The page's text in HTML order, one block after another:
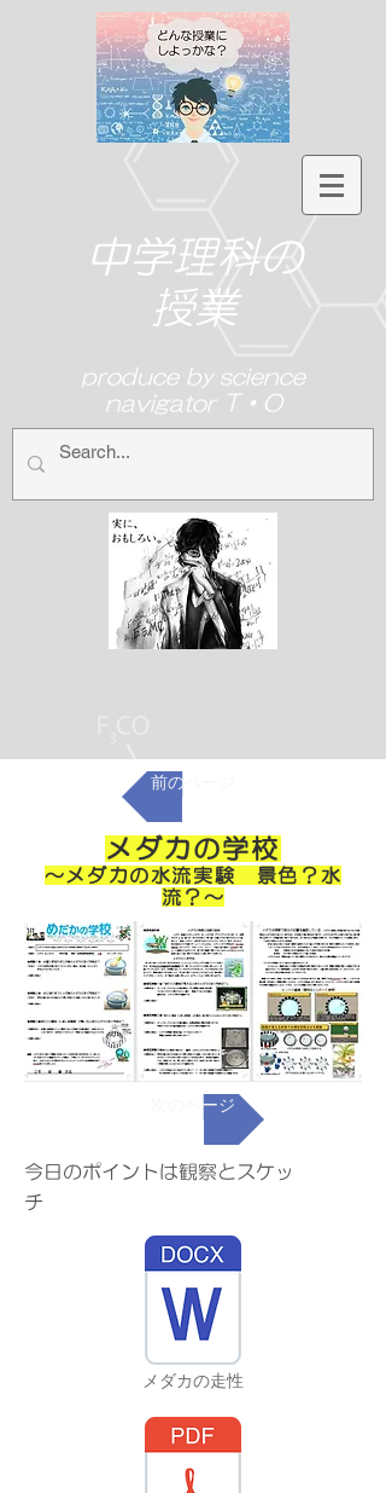
中学理科の
授業
produce by science
navigator T・O
前のページ
メダカの学校
～メダカの水流実験 景色？水
流？～
次のページ
今日のポイントは観察とスケッ
チ
メダカの走性